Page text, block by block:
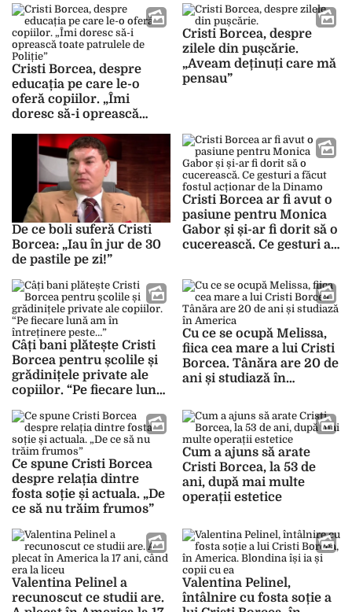
Cristi Borcea, despre
educația pe care le-o
oferă copiilor. „Îmi
doresc să-i oprească
Cristi Borcea, despre
zilele din pușcărie.
„Aveam deținuți care mă
pensau”
De ce boli suferă Cristi
Borcea: „Iau în jur de 30
de pastile pe zi!”
Cristi Borcea ar fi avut o
pasiune pentru Monica
Gabor și și-ar fi dorit să o
cucerească. Ce gesturi a
Câți bani plătește Cristi
Borcea pentru școlile și
grădinițele private ale
copiilor. “Pe fiecare lună
Cu ce se ocupă Melissa,
fiica cea mare a lui Cristi
Borcea. Tânăra are 20 de
ani și studiază în
Ce spune Cristi Borcea
despre relația dintre
fosta soție și actuala. „De
ce să nu trăim frumos”
Cum a ajuns să arate
Cristi Borcea, la 53 de
ani, după mai multe
operații estetice
Valentina Pelinel a
recunoscut ce studii are.
Valentina Pelinel,
întâlnire cu fosta soție a